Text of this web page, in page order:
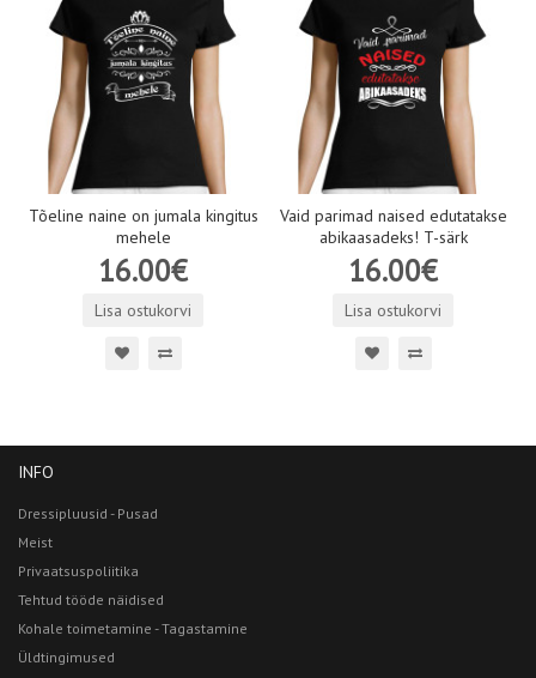
Tõeline naine on jumala kingitus
mehele
16.00€
Lisa ostukorvi
Vaid parimad naised edutatakse
abikaasadeks! T-särk
16.00€
Lisa ostukorvi
INFO
Dressipluusid - Pusad
Meist
Privaatsuspoliitika
Tehtud tööde näidised
Kohale toimetamine - Tagastamine
Üldtingimused